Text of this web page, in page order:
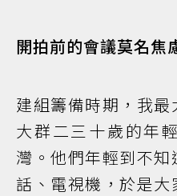
開拍前的會議莫名焦
建組籌備時期，我
大群二三十歲的年
灣。他們年輕到不
話、電視機，於是